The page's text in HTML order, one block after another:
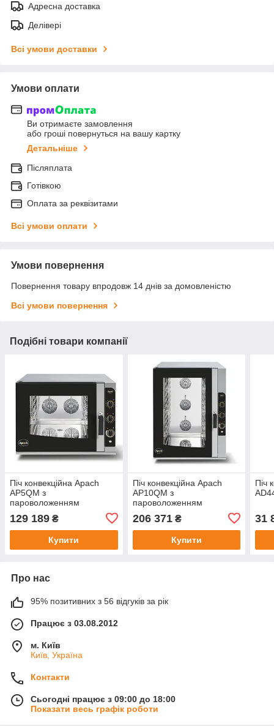
Адресна доставка
Делівері
Всі умови доставки
Умови оплати
Ви отримаєте замовлення
або гроші повернуться на вашу картку
Детальніше
Післяплата
Готівкою
Оплата за реквізитами
Всі умови оплати
Умови повернення
Повернення товару впродовж 14 днів за домовленістю
Всі умови повернення
Подібні товари компанії
Піч конвекційна Apach
AP5QM з
пароволоженням
129 189 ₴
Купити
Піч конвекційна Apach
AP10QM з
пароволоженням
206 371₴
Купити
Піч
31
Про нас
95% позитивних з 56 відгуків за рік
Працює з 03.08.2012
м. Київ
Київ, Україна
Контакти
Сьогодні працює з 09:00 до 18:00
Показати весь графік роботи